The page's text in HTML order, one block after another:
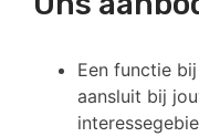
Een functie
aansluit bij